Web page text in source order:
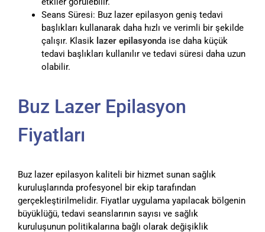
Seans Süresi: Buz lazer epilasyon geniş tedavi
başlıkları kullanarak daha hızlı ve verimli bir şekilde
çalışır. Klasik lazer epilasyonda ise daha küçük
tedavi başlıkları kullanılır ve tedavi süresi daha uzun
olabilir.
Buz Lazer Epilasyon
Fiyatları
Buz lazer epilasyon kaliteli bir hizmet sunan sağlık
kuruluşlarında profesyonel bir ekip tarafından
gerçekleştirilmelidir. Fiyatlar uygulama yapılacak bölgenin
büyüklüğü, tedavi seanslarının sayısı ve sağlık
kuruluşunun politikalarına bağlı olarak değişiklik